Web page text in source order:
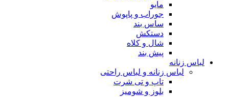
مایو
جوراب و پاپوش
ساس بند
دستکش
شال و کلاه
پیش بند
لباس زنانه
لباس زنانه و لباس راحتی
تاپ و تی شرت
بلوز و شومیز